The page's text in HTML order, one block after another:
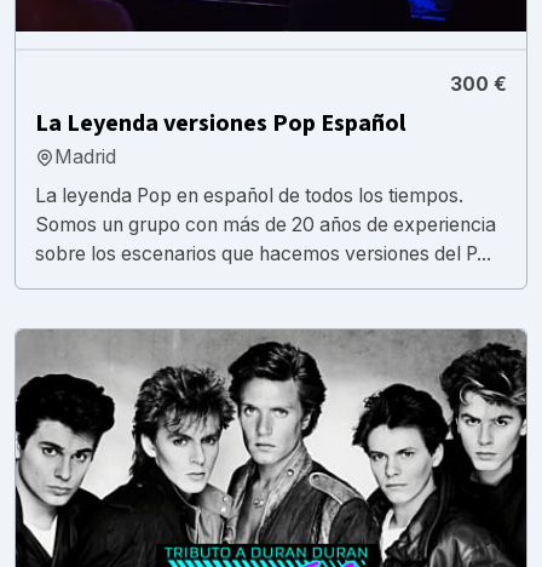
300 €
La Leyenda versiones Pop Español
Madrid
La leyenda Pop en español de todos los tiempos.
Somos un grupo con más de 20 años de experiencia
sobre los escenarios que hacemos versiones del P...